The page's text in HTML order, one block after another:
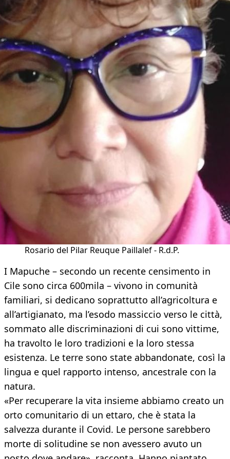
Rosario del Pilar Reuque Paillalef - R.d.P.
I Mapuche – secondo un recente censimento in
Cile sono circa 600mila – vivono in comunità
familiari, si dedicano soprattutto all’agricoltura e
all’artigianato, ma l’esodo massiccio verso le città,
sommato alle discriminazioni di cui sono vittime,
ha travolto le loro tradizioni e la loro stessa
esistenza. Le terre sono state abbandonate, così la
lingua e quel rapporto intenso, ancestrale con la
natura.
«Per recuperare la vita insieme abbiamo creato un
orto comunitario di un ettaro, che è stata la
salvezza durante il Covid. Le persone sarebbero
morte di solitudine se non avessero avuto un